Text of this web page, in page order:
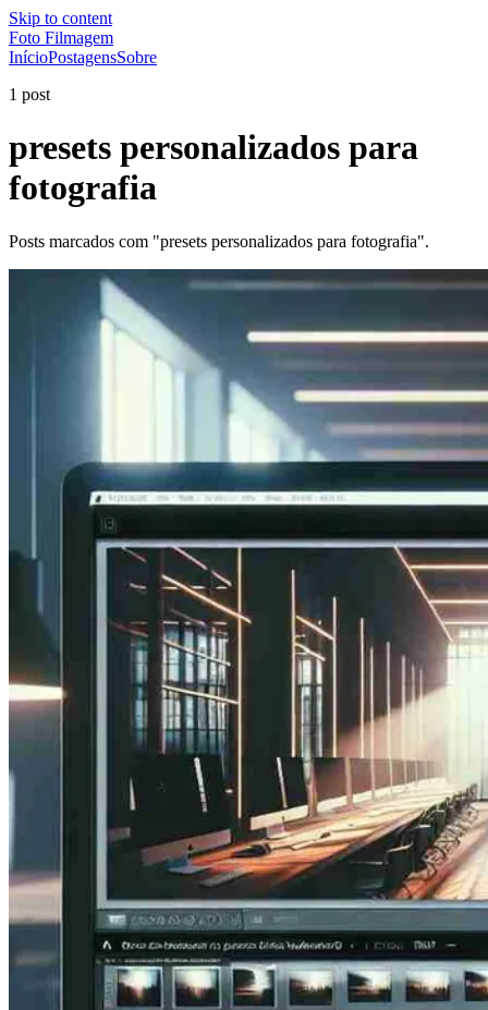
Skip to content
Foto Filmagem
InícioPostagensSobre
1 post
presets personalizados para
fotografia
Posts marcados com "presets personalizados para fotografia".